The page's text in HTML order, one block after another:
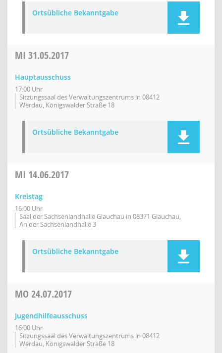
Ortsübliche Bekanntgabe
MI 31.05.2017
Hauptausschuss
17:00 Uhr
Sitzungssaal des Verwaltungszentrums in 08412
Werdau, Königswalder Straße 18
Ortsübliche Bekanntgabe
MI 14.06.2017
Kreistag
16:00 Uhr
Saal der Sachsenlandhalle Glauchau in 08371 Glauchau,
An der Sachsenlandhalle 3
Ortsübliche Bekanntgabe
MO 24.07.2017
Jugendhilfeausschuss
16:00 Uhr
Sitzungssaal des Verwaltungszentrums in 08412
Werdau, Königswalder Straße 18